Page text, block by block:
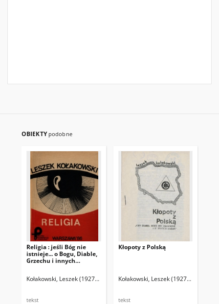
OBIEKTY podobne
Religia : jeśli Bóg nie
istnieje... o Bogu, Diable,
Grzechu i innych
Kołakowski, Leszek (1927-2009)
tekst
Kłopoty z Polską
Kołakowski, Leszek (1927-2009)
tekst